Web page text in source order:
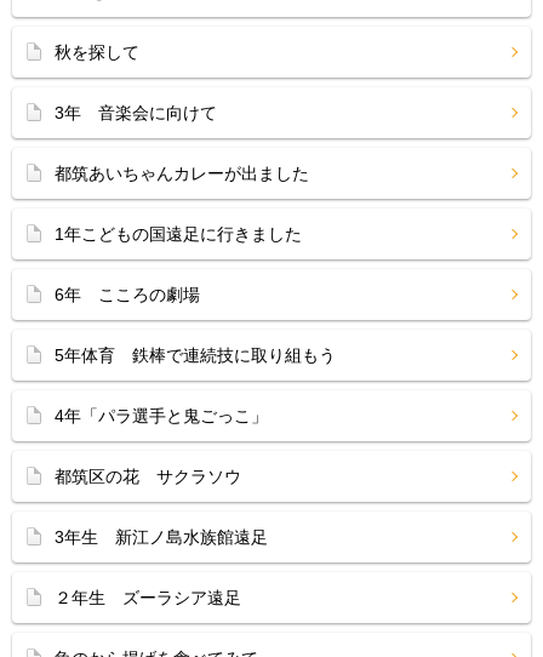
秋を探して
3年 音楽会に向けて
都筑あいちゃんカレーが出ました
1年こどもの国遠足に行きました
6年 こころの劇場
5年体育 鉄棒で連続技に取り組もう
4年「パラ選手と鬼ごっこ」
都筑区の花 サクラソウ
3年生 新江ノ島水族館遠足
２年生 ズーラシア遠足